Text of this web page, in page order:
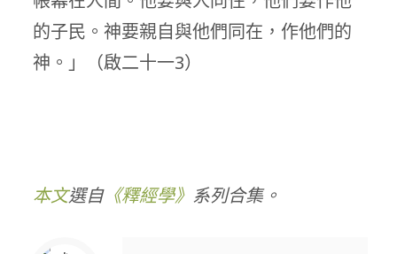
的子民。神要親自與他們同在，作他們的
神。」（啟二十一3）
本文選自《釋經學》 系列合集。